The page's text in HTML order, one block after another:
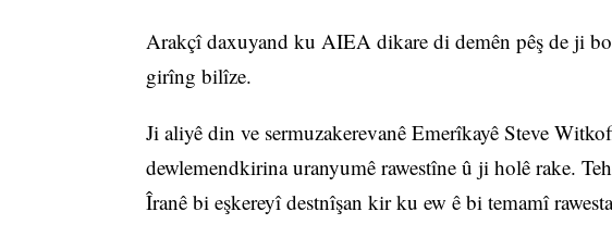
Arakçî daxuyand ku AIEA dikare di demên pêş de ji bo
girîng bilîze.
Ji aliyê din ve sermuzakerevanê Emerîkayê Steve
dewlemendkirina uranyumê rawestîne û ji holê rake.
Îranê bi eşkereyî destnîşan kir ku ew ê bi temamî